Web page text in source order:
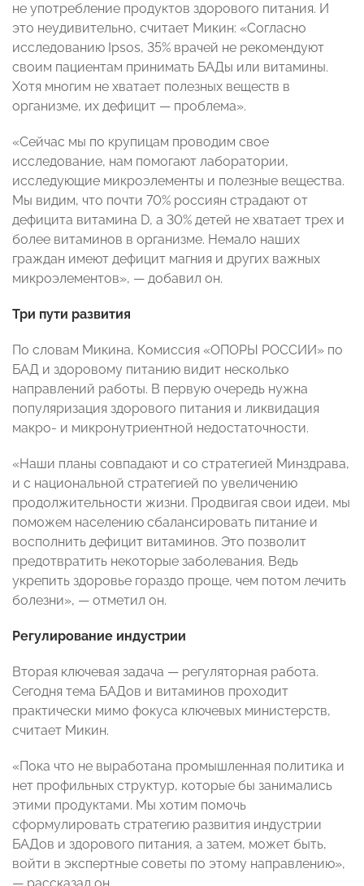
не употребление продуктов здорового питания. И
это неудивительно, считает Микин: «Согласно
исследованию Ipsos, 35% врачей не рекомендуют
своим пациентам принимать БАДы или витамины.
Хотя многим не хватает полезных веществ в
организме, их дефицит — проблема».
«Сейчас мы по крупицам проводим свое
исследование, нам помогают лаборатории,
исследующие микроэлементы и полезные вещества.
Мы видим, что почти 70% россиян страдают от
дефицита витамина D, а 30% детей не хватает трех и
более витаминов в организме. Немало наших
граждан имеют дефицит магния и других важных
микроэлементов», — добавил он.
Три пути развития
По словам Микина, Комиссия «ОПОРЫ РОССИИ» по
БАД и здоровому питанию видит несколько
направлений работы. В первую очередь нужна
популяризация здорового питания и ликвидация
макро- и микронутриентной недостаточности.
«Наши планы совпадают и со стратегией Минздрава,
и с национальной стратегией по увеличению
продолжительности жизни. Продвигая свои идеи, мы
поможем населению сбалансировать питание и
восполнить дефицит витаминов. Это позволит
предотвратить некоторые заболевания. Ведь
укрепить здоровье гораздо проще, чем потом лечить
болезни», — отметил он.
Регулирование индустрии
Вторая ключевая задача — регуляторная работа.
Сегодня тема БАДов и витаминов проходит
практически мимо фокуса ключевых министерств,
считает Микин.
«Пока что не выработана промышленная политика и
нет профильных структур, которые бы занимались
этими продуктами. Мы хотим помочь
сформулировать стратегию развития индустрии
БАДов и здорового питания, а затем, может быть,
войти в экспертные советы по этому направлению»,